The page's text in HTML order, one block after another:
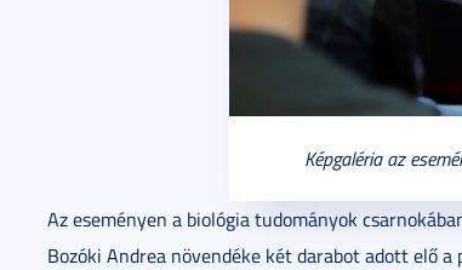
Képgaléria az
Az eseményen a biológia tudományok
Bozóki Andrea növendéke két darabot adott elő a